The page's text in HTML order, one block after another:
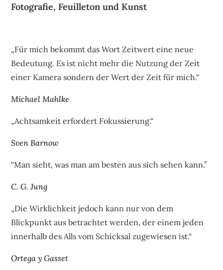
Fotografie, Feuilleton und Kunst
„Für mich bekommt das Wort Zeitwert eine neue
Bedeutung. Es ist nicht mehr die Nutzung der Zeit
einer Kamera sondern der Wert der Zeit für mich.“
Michael Mahlke
„Achtsamkeit erfordert Fokussierung.“
Sven Barnow
“Man sieht, was man am besten aus sich sehen kann.”
C. G. Jung
„Die Wirklichkeit jedoch kann nur von dem
Blickpunkt aus betrachtet werden, der einem jeden
innerhalb des Alls vom Schicksal zugewiesen ist.“
Ortega y Gasset